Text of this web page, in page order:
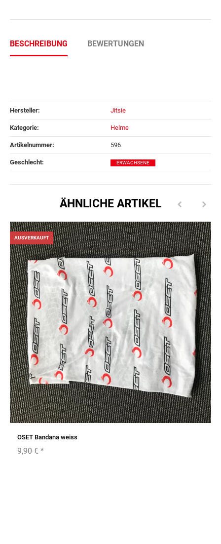
BESCHREIBUNG BEWERTUNGEN
Hersteller: Jitsie
Kategorie: Helme
Artikelnummer: 596
Geschlecht‍: ERWACHSENE
ÄHNLICHE ARTIKEL
AUSVERKAUFT
OSET Bandana weiss
9,90 € *